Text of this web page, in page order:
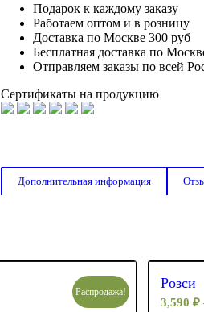
Подарок к каждому заказу
Работаем оптом и в розницу
Доставка по Москве 300 руб
Бесплатная доставка по
Отправляем заказы по всей
Сертификаты на продукцию
Дополнительная информация
Распродажа!
Розси
3,590 ₽